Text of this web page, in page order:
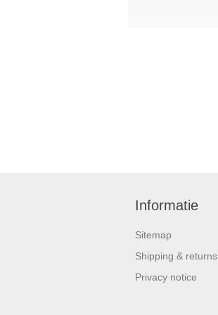
Informatie
Sitemap
Shipping & returns
Privacy notice